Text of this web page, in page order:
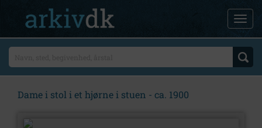
Dame i stol i et hjørne i stuen - ca. 1900